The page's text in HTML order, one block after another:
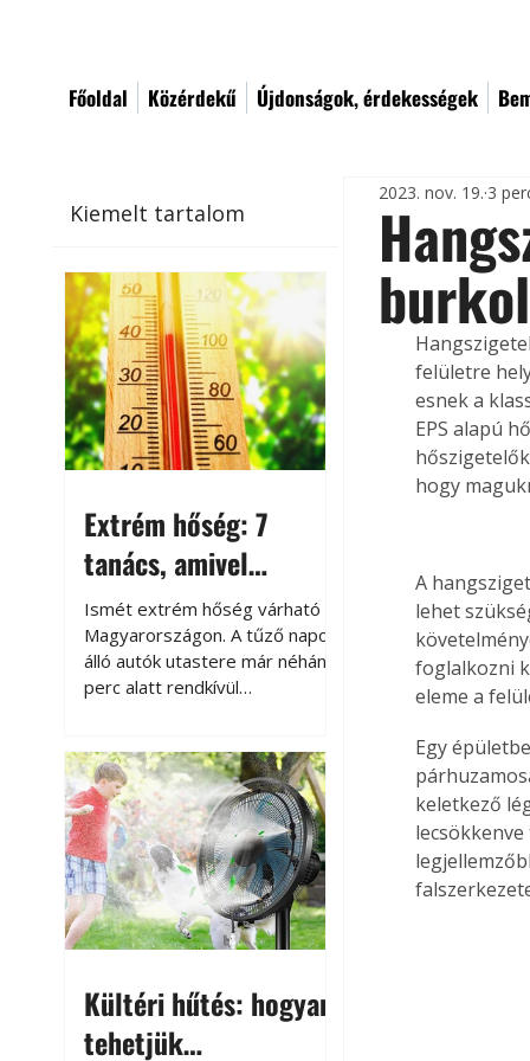
Főoldal Közérdekű Újdonságok, érdekességek
Kiemelt tartalom
Extrém hőség: 7
tanács, amivel
megóvhatjuk
autónkat a nyári
károktól
Ismét extrém hőség várható
Magyarországon. A tűző napon
álló autók utastere már néhány
perc alatt rendkívül
megközelítheti. Ez nemcsak a
beszállást teszi kellemetlenné,
hanem az autó állapotára és a
benne hagyott tárgyakra is
káros hatással lehet. Néhány
egyszerű óvintézkedéssel
azonban jelentősen
csökkenthetjük a hőség káros
Kültéri hűtés: hogyan
tehetjük
2023. nov. 19. 3
felületre
esnek a
EPS alapú
hogy
A
lehet
foglalkozni
eleme a
Egy
keletkező